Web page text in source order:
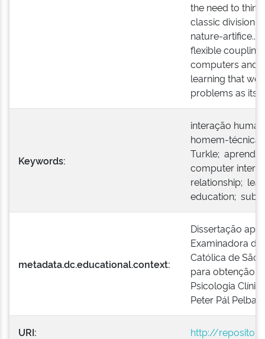
the need to
classic division:
nature-artifice...
flexible
computers and
learning that
problems as its
Keywords:
interação
homem-
Turkle;
computer
relationship;
education;
metadata.dc.educational.context:
Dissertação
Examinadora
Católica de São
para obtenção
Psicologia
Peter Pál Pelbart.
URI: http://